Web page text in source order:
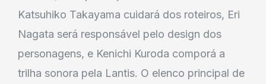
Katsuhiko Takayama cuidará dos roteiros, Eri
Nagata será responsável pelo design dos
personagens, e Kenichi Kuroda comporá a
trilha sonora pela Lantis. O elenco principal de